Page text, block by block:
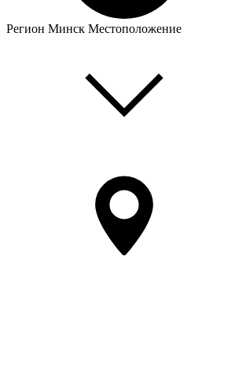
Регион Минск Местоположение